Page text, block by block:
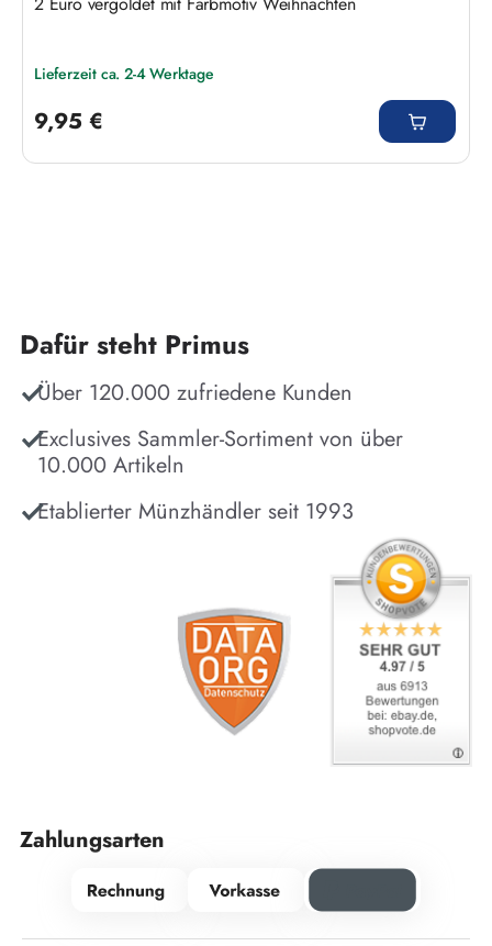
Lieferzeit ca. 2-4 Werktage
9,95 €
Dafür steht Primus
Über 120.000 zufriedene Kunden
Exclusives Sammler-Sortiment von über
10.000 Artikeln
Etablierter Münzhändler seit 1993
Zahlungsarten